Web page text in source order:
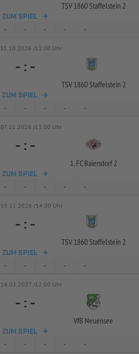
TSV 1860 Staffelstein 2
ZUM SPIEL
- - - - -
31.10.2026 /12:00 Uhr
- : -
TSV 1860 Staffelstein 2
ZUM SPIEL
- - - - -
07.11.2026 /13:00 Uhr
- : -
1. FC Baiersdorf 2
ZUM SPIEL
- - - - -
15.11.2026 /14:00 Uhr
- : -
TSV 1860 Staffelstein 2
ZUM SPIEL
- - - - -
14.03.2027 /12:00 Uhr
- : -
VfB Neuensee
ZUM SPIEL
- - - - -